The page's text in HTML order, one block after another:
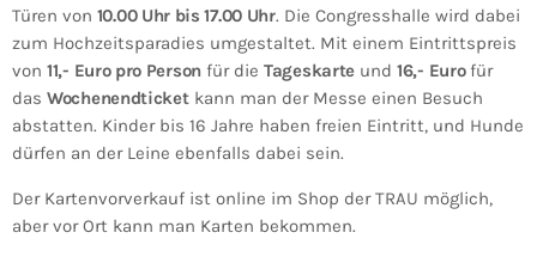
Türen von 10.00 Uhr bis 17.00 Uhr. Die Congresshalle wird dabei
zum Hochzeitsparadies umgestaltet. Mit einem Eintrittspreis
von 11,- Euro pro Person für die Tageskarte und 16,- Eurofür
das Wochenendticketkann man der Messe einen Besuch
abstatten. Kinder bis 16 Jahre haben freien Eintritt, und Hunde
dürfen an der Leine ebenfalls dabei sein.
Der Kartenvorverkauf ist online im Shop der TRAU möglich,
aber vor Ort kann man Karten bekommen.